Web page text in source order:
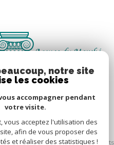
© 2026 | Tous droits
notre site
les cookies
accompagner pendant
votre visite.
vous acceptez l'utilisation des
afin de vous proposer des
et réaliser des statistiques !